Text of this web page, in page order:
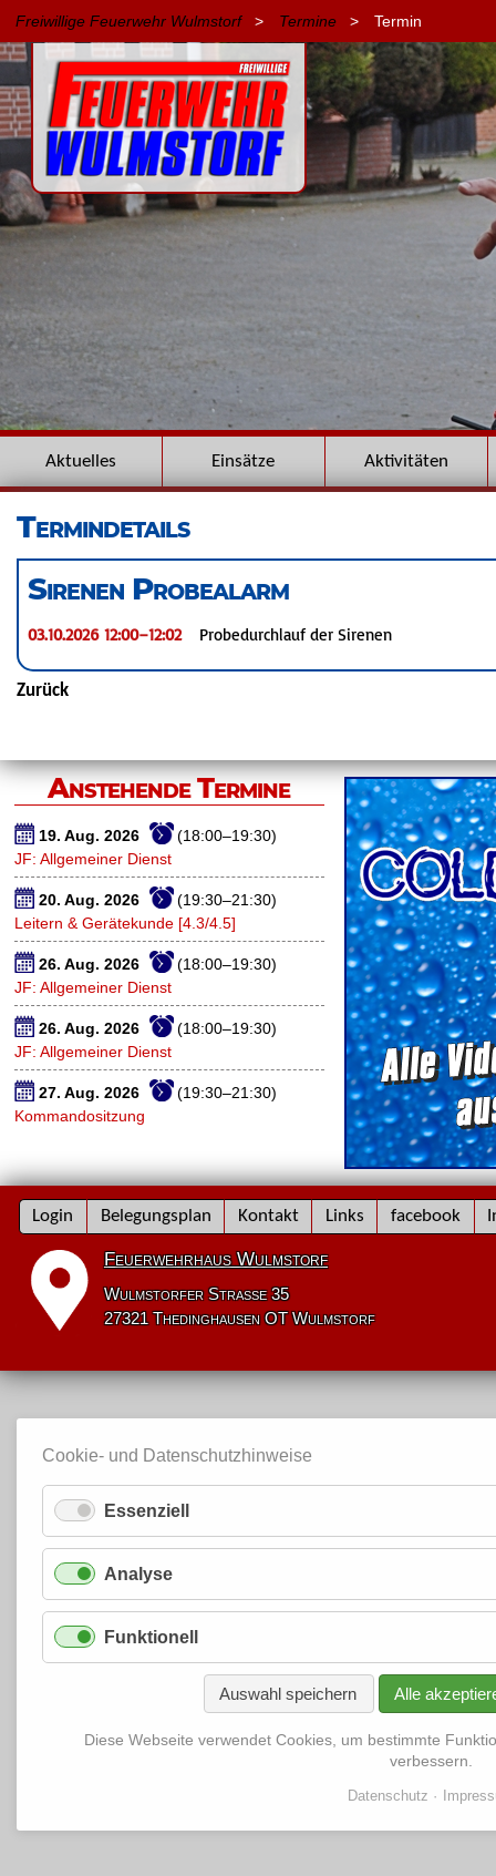
Freiwillige Feuerwehr Wulmstorf> Termine > Termin
NavigationAktuelles Einsätze Aktivitäten
Termindetails
Sirenen Probealarm
03.10.2026 12:00–12:02 Probedurchlauf der Sirenen
Zurück
Anstehende Termine
19. Aug. 2026
(18:00–19:30)
JF: Allgemeiner Dienst
20. Aug. 2026
(19:30–21:30)
Leitern & Gerätekunde [4.3/4.5]
26. Aug. 2026
(18:00–19:30)
JF: Allgemeiner Dienst
26. Aug. 2026
(18:00–19:30)
JF: Allgemeiner Dienst
27. Aug. 2026
(19:30–21:30)
Kommandositzung
Navigation
überspringen
Login Belegungsplan Kontakt Links facebook
Feuerwehrhaus Wulmstorf
Wulmstorfer Straße 35
27321 Thedinghausen OT Wulmstorf
Cookie- und Datenschutzhinweise
Essenziell
Analyse
Funktionell
Auswahl speichern Alle
Diese Webseite verwendet Cookies, um bestimmte
verbessern.
Datenschutz